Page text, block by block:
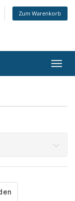
Zum Warenkorb